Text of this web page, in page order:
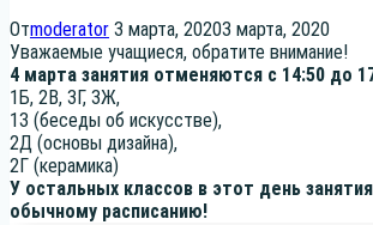
Отmoderator 3 марта, 20203 марта, 2020
Ува­жа­е­мые уча­щи­е­ся, обра­ти­те вни­ма­ние!
4 мар­та заня­тия отме­ня­ют­ся с 14:50 до
1Б, 2В, 3Г, 3Ж,
1З (бесе­ды об искусстве),
2Д (осно­вы дизайна),
2Г (кера­ми­ка)
У осталь­ных клас­сов в этот день
обыч­но­му расписанию!